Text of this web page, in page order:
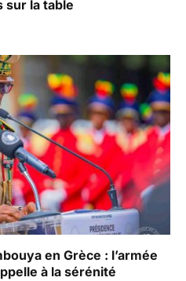
sur la table
en Grèce : l’armée
à la sérénité